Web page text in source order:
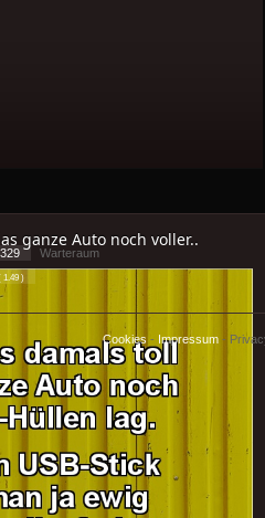
ganze Auto noch voller..
Warteraum
1.49 )
Cookies - Impressum -